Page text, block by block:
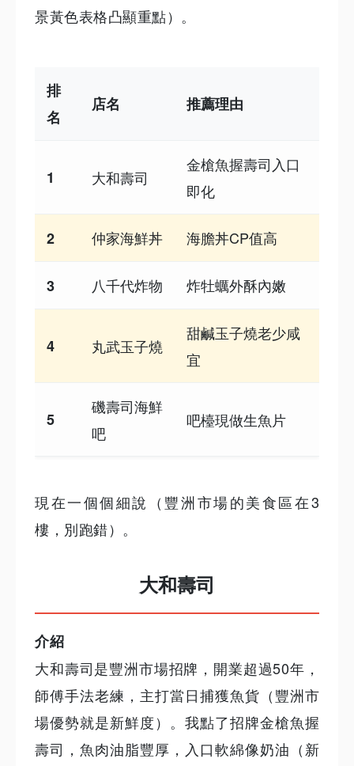
景黃色表格凸顯重點）。
排
名
店名 推薦理由
1 大和壽司
金槍魚握壽司入口
即化
2 仲家海鮮丼 海膽丼CP值高
3 八千代炸物 炸牡蠣外酥內嫩
4 丸武玉子燒
甜鹹玉子燒老少咸
宜
5
磯壽司海鮮
吧
吧檯現做生魚片
現在一個個細說（豐洲市場的美食區在3
樓，別跑錯）。
大和壽司
介紹
大和壽司是豐洲市場招牌，開業超過50年，
師傅手法老練，主打當日捕獲魚貨（豐洲市
場優勢就是新鮮度）。我點了招牌金槍魚握
壽司，魚肉油脂豐厚，入口軟綿像奶油（新